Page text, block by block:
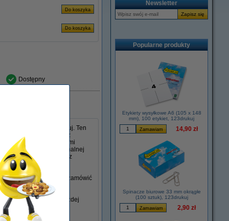
Dostępny
45 W w wersji 123drukuj. Ten
mm i jest kompatybilny z
sobie ze wszystkimi
jako zamiennik oryginalnej
niezawodność i wygodę z
nie posiadasz, możesz zamówić
swojego laptopa w każdej
Newsletter
Popularne produkty
Etykiety wysyłkowe A6 (105 x 148
mm), 100 etykiet, 123drukuj
14,90 zł
Spinacze biurowe 33 mm okrągłe
(100 sztuk), 123drukuj
2,90 zł